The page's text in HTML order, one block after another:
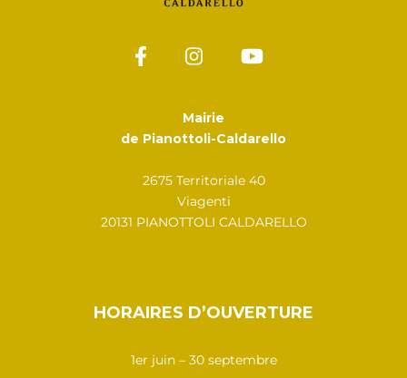
Mairie
de Pianottoli-Caldarello
2675 Territoriale 40
Viagenti
20131 PIANOTTOLI CALDARELLO
HORAIRES D’OUVERTURE
1er juin – 30 septembre